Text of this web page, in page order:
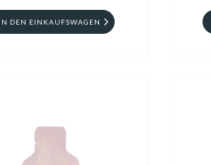
DEN EINKAUFSWAGEN